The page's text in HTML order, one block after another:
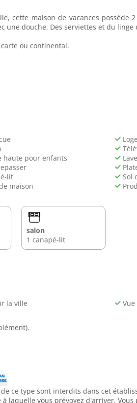
cette maison de vacances
une douche. Des serviettes et du
ou continental.
ces lieux d’intérêt : Musée-
haute pour enfants
lit Sol
maison
salon
1 canapé-lit
la ville
ce type sont interdits dans cet
laquelle vous prévoyez d'arriver.